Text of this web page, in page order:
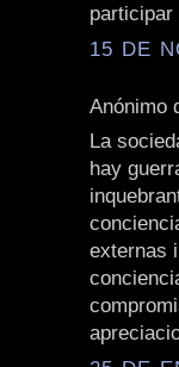
15 DE
Anónimo
La
hay
externas